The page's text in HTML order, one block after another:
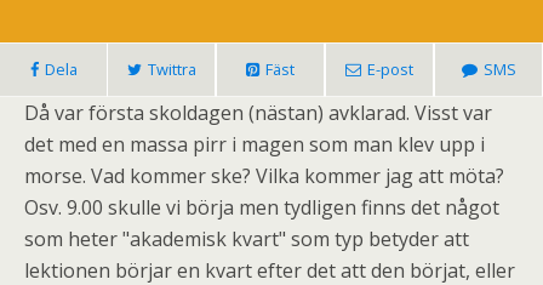
Dela Twittra Fäst E-post SMS
Då var första skoldagen (nästan) avklarad. Visst var
det med en massa pirr i magen som man klev upp i
morse. Vad kommer ske? Vilka kommer jag att möta?
Osv. 9.00 skulle vi börja men tydligen finns det något
som heter "akademisk kvart" som typ betyder att
lektionen börjar en kvart efter det att den börjat, eller